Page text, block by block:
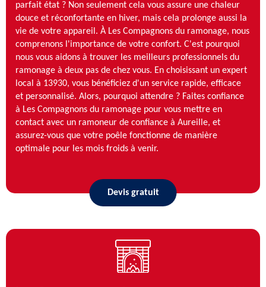
parfait état ? Non seulement cela vous assure une chaleur
douce et réconfortante en hiver, mais cela prolonge aussi la
vie de votre appareil. À Les Compagnons du ramonage, nous
comprenons l'importance de votre confort. C'est pourquoi
nous vous aidons à trouver les meilleurs professionnels du
ramonage à deux pas de chez vous. En choisissant un expert
local à 13930, vous bénéficiez d'un service rapide, efficace
et personnalisé. Alors, pourquoi attendre ? Faites confiance
à Les Compagnons du ramonage pour vous mettre en
contact avec un ramoneur de confiance à Aureille, et
assurez-vous que votre poêle fonctionne de manière
optimale pour les mois froids à venir.
Devis gratuit